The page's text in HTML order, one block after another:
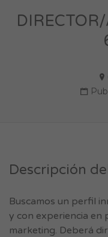
Descripción
Buscamos un perfil
y con experiencia en
marketing. Deberá